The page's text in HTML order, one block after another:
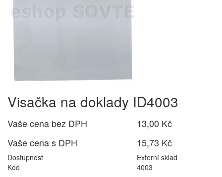
Visačka na doklady ID4003
Vaše cena bez DPH
13,00 Kč
Vaše cena s DPH
15,73 Kč
Dostupnost
Externí sklad
Kód
4003